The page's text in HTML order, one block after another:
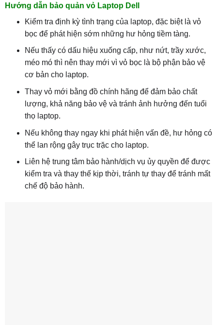
Hướng dẫn bảo quản vỏ Laptop Dell
Kiểm tra định kỳ tình trạng của laptop, đặc biệt là vỏ
bọc để phát hiện sớm những hư hỏng tiềm tàng.
Nếu thấy có dấu hiệu xuống cấp, như nứt, trầy xước,
méo mó thì nên thay mới vì vỏ bọc là bộ phận bảo vệ
cơ bản cho laptop.
Thay vỏ mới bằng đồ chính hãng để đảm bảo chất
lượng, khả năng bảo vệ và tránh ảnh hưởng đến tuổi
thọ laptop.
Nếu không thay ngay khi phát hiện vấn đề, hư hỏng có
thể lan rộng gây trục trặc cho laptop.
Liên hệ trung tâm bảo hành/dịch vụ ủy quyền để được
kiểm tra và thay thế kịp thời, tránh tự thay để tránh mất
chế độ bảo hành.